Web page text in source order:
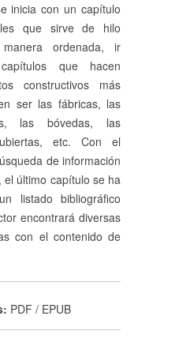
inicia con un capítulo
que sirve de hilo
ordenada, ir
que hacen
constructivos más
ser las fábricas, las
las bóvedas, las
etc. Con el
de información
último capítulo se ha
listado bibliográfico
encontrará diversas
con el contenido de
PDF / EPUB